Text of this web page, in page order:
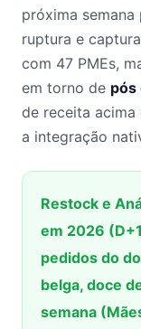
próxima
ruptura e
com 47 PMEs,
em torno de pós
de receita
a integração
Restock e
em 2026
pedidos do
belga, doce
semana